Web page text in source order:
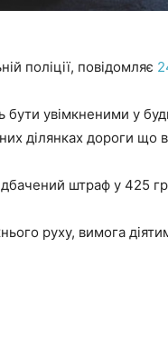
поліції, повідомляє
увімкненими у
ділянках дороги що
штраф у 425
руху, вимога